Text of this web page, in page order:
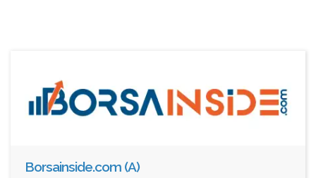
Borsainside.com (A)